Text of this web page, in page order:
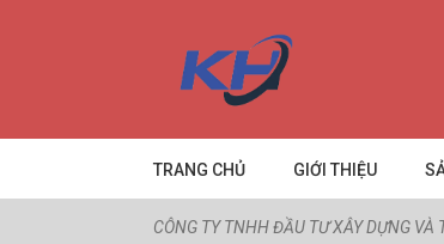
TRANG CHỦ GIỚI THIỆU
CÔNG TY TNHH ĐẦU TƯ XÂY DỰNG VÀ